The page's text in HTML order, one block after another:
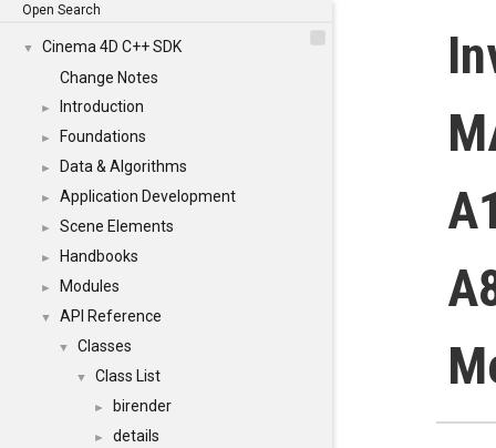
Open Search
▼
Cinema 4D C++ SDK
Change Notes
► Introduction
► Foundations
► Data & Algorithms
► Application Development
► Scene Elements
► Handbooks
► Modules
▼ API Reference
▼ Classes
▼ Class List
► birender
► details